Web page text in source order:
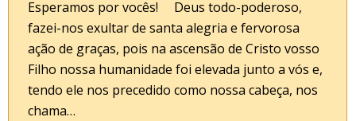
Esperamos por vocês! Deus todo-poderoso,
fazei-nos exultar de santa alegria e fervorosa
ação de graças, pois na ascensão de Cristo vosso
Filho nossa humanidade foi elevada junto a vós e,
tendo ele nos precedido como nossa cabeça, nos
chama…